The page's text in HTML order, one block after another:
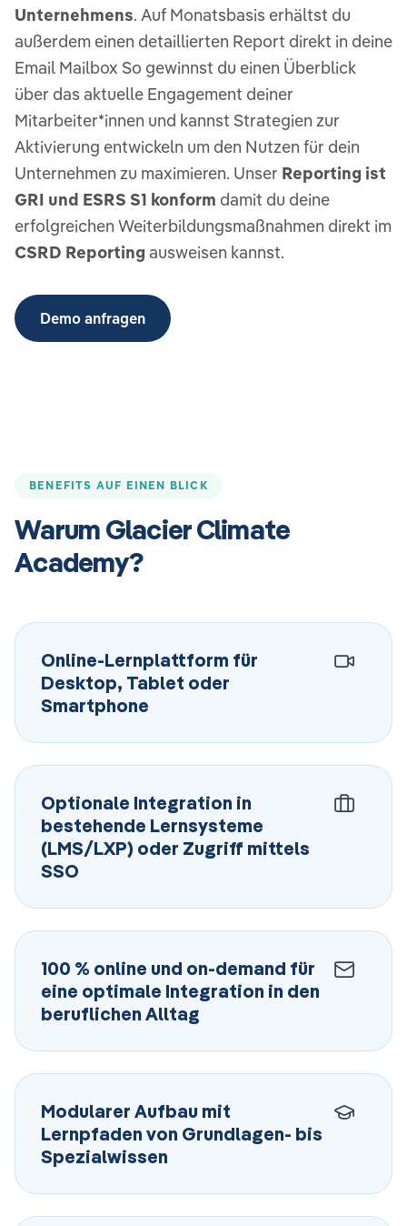
Unternehmens. Auf Monatsbasis erhältst du
außerdem einen detaillierten Report direkt in deine
Email Mailbox So gewinnst du einen Überblick
über das aktuelle Engagement deiner
Mitarbeiter*innen und kannst Strategien zur
Aktivierung entwickeln um den Nutzen für dein
Unternehmen zu maximieren. Unser Reporting ist
GRI und ESRS S1 konform damit du deine
erfolgreichen Weiterbildungsmaßnahmen direkt im
CSRD Reporting ausweisen kannst.
Demo anfragen
BENEFITS AUF EINEN BLICK
Warum Glacier Climate
Academy?
Online-Lernplattform für
Desktop, Tablet oder
Smartphone
Optionale Integration in
bestehende Lernsysteme
(LMS/LXP) oder Zugriff mittels
SSO
100 % online und on-demand für
eine optimale Integration in den
beruflichen Alltag
Modularer Aufbau mit
Lernpfaden von Grundlagen- bis
Spezialwissen